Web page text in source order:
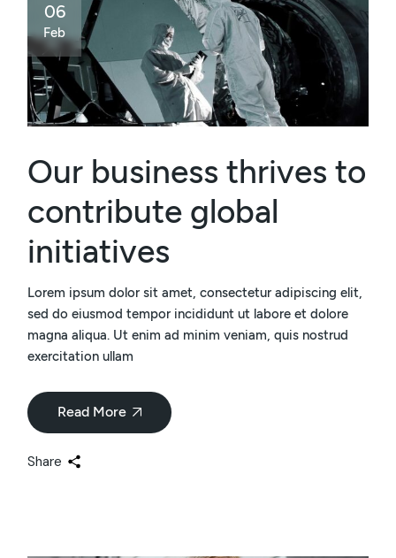
06
Feb
Our business thrives to
contribute global
initiatives
Lorem ipsum dolor sit amet, consectetur adipiscing elit,
sed do eiusmod tempor incididunt ut labore et dolore
magna aliqua. Ut enim ad minim veniam, quis nostrud
exercitation ullam
Read More
Share